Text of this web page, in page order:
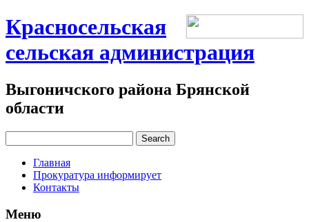
Красносельская
сельская администрация
Выгоничского района Брянской
области
Главная
Прокуратура информирует
Контакты
Меню